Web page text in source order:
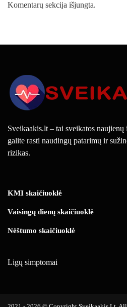
Komentarų sekcija išjungta.
Sveikaakis.lt – tai sveikatos
galite rasti naudingų patarimų ir
rizikas.
KMI skaičiuoklė
Vaisingų dienų skaičiuoklė
Nėštumo skaičiuoklė
Ligų simptomai